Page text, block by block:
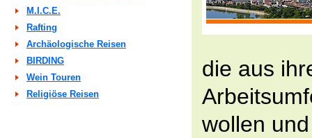
M.I.C.E.
Rafting
Archäologische Reisen
BIRDING
Wein Touren
Religiöse Reisen
die aus
wollen